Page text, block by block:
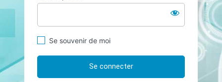
Se souvenir de moi